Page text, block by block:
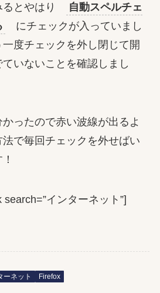
るとやはり
自動スペルチェ
にチェックが入っていまし
度チェックを外し閉じて開
いないことを確認しまし
ったので赤い波線が出るよ
で毎回チェックを外せばい
インターネット”]
ーネット Firefox